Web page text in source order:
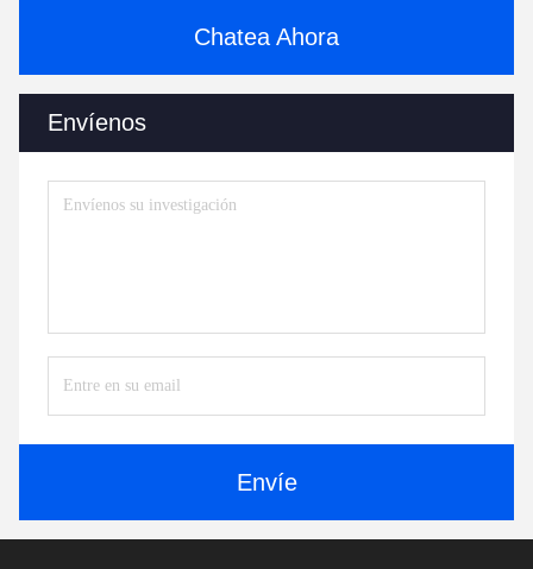
Chatea Ahora
Envíenos
Envíe